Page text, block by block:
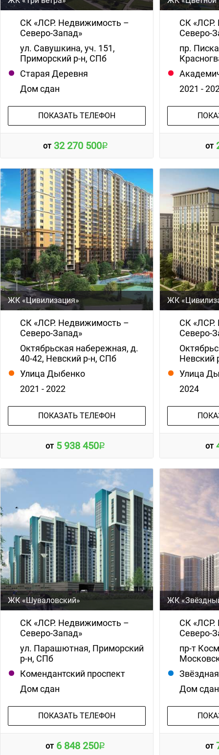
СК «ЛСР. Недвижимость –
Северо-Запад»
ул. Савушкина, уч. 151,
Приморский р-н, СПб
Старая Деревня
Дом сдан
ПОКАЗАТЬ ТЕЛЕФОН
от 32 270 500
СК «ЛСР.
Северо-
пр.
2021 -
от
ЖК «Цивилизация»
СК «ЛСР. Недвижимость –
Северо-Запад»
Октябрьская набережная, д.
40-42, Невский р-н, СПб
Улица Дыбенко
2021 - 2022
ПОКАЗАТЬ ТЕЛЕФОН
от 5 938 450
ЖК
СК «ЛСР.
Северо-
Невский
Улица
2024
от
ЖК «Шуваловский»
СК «ЛСР. Недвижимость –
Северо-Запад»
ул. Парашютная, Приморский
р-н, СПб
Комендантский проспект
Дом сдан
ПОКАЗАТЬ ТЕЛЕФОН
от 6 848 250
ЖК
СК «ЛСР.
Северо-
пр-т
Звёздная
Дом сдан
от